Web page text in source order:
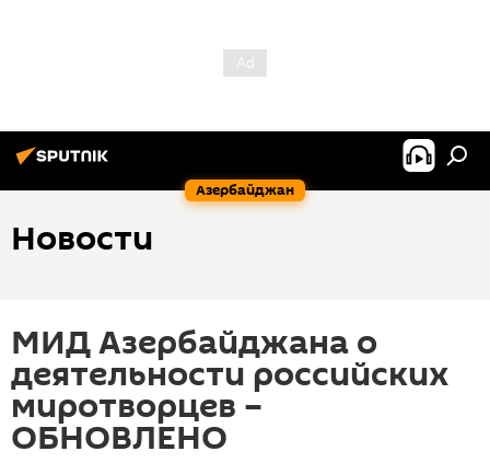
Азербайджан
Новости
МИД Азербайджана о
деятельности российских
миротворцев –
ОБНОВЛЕНО